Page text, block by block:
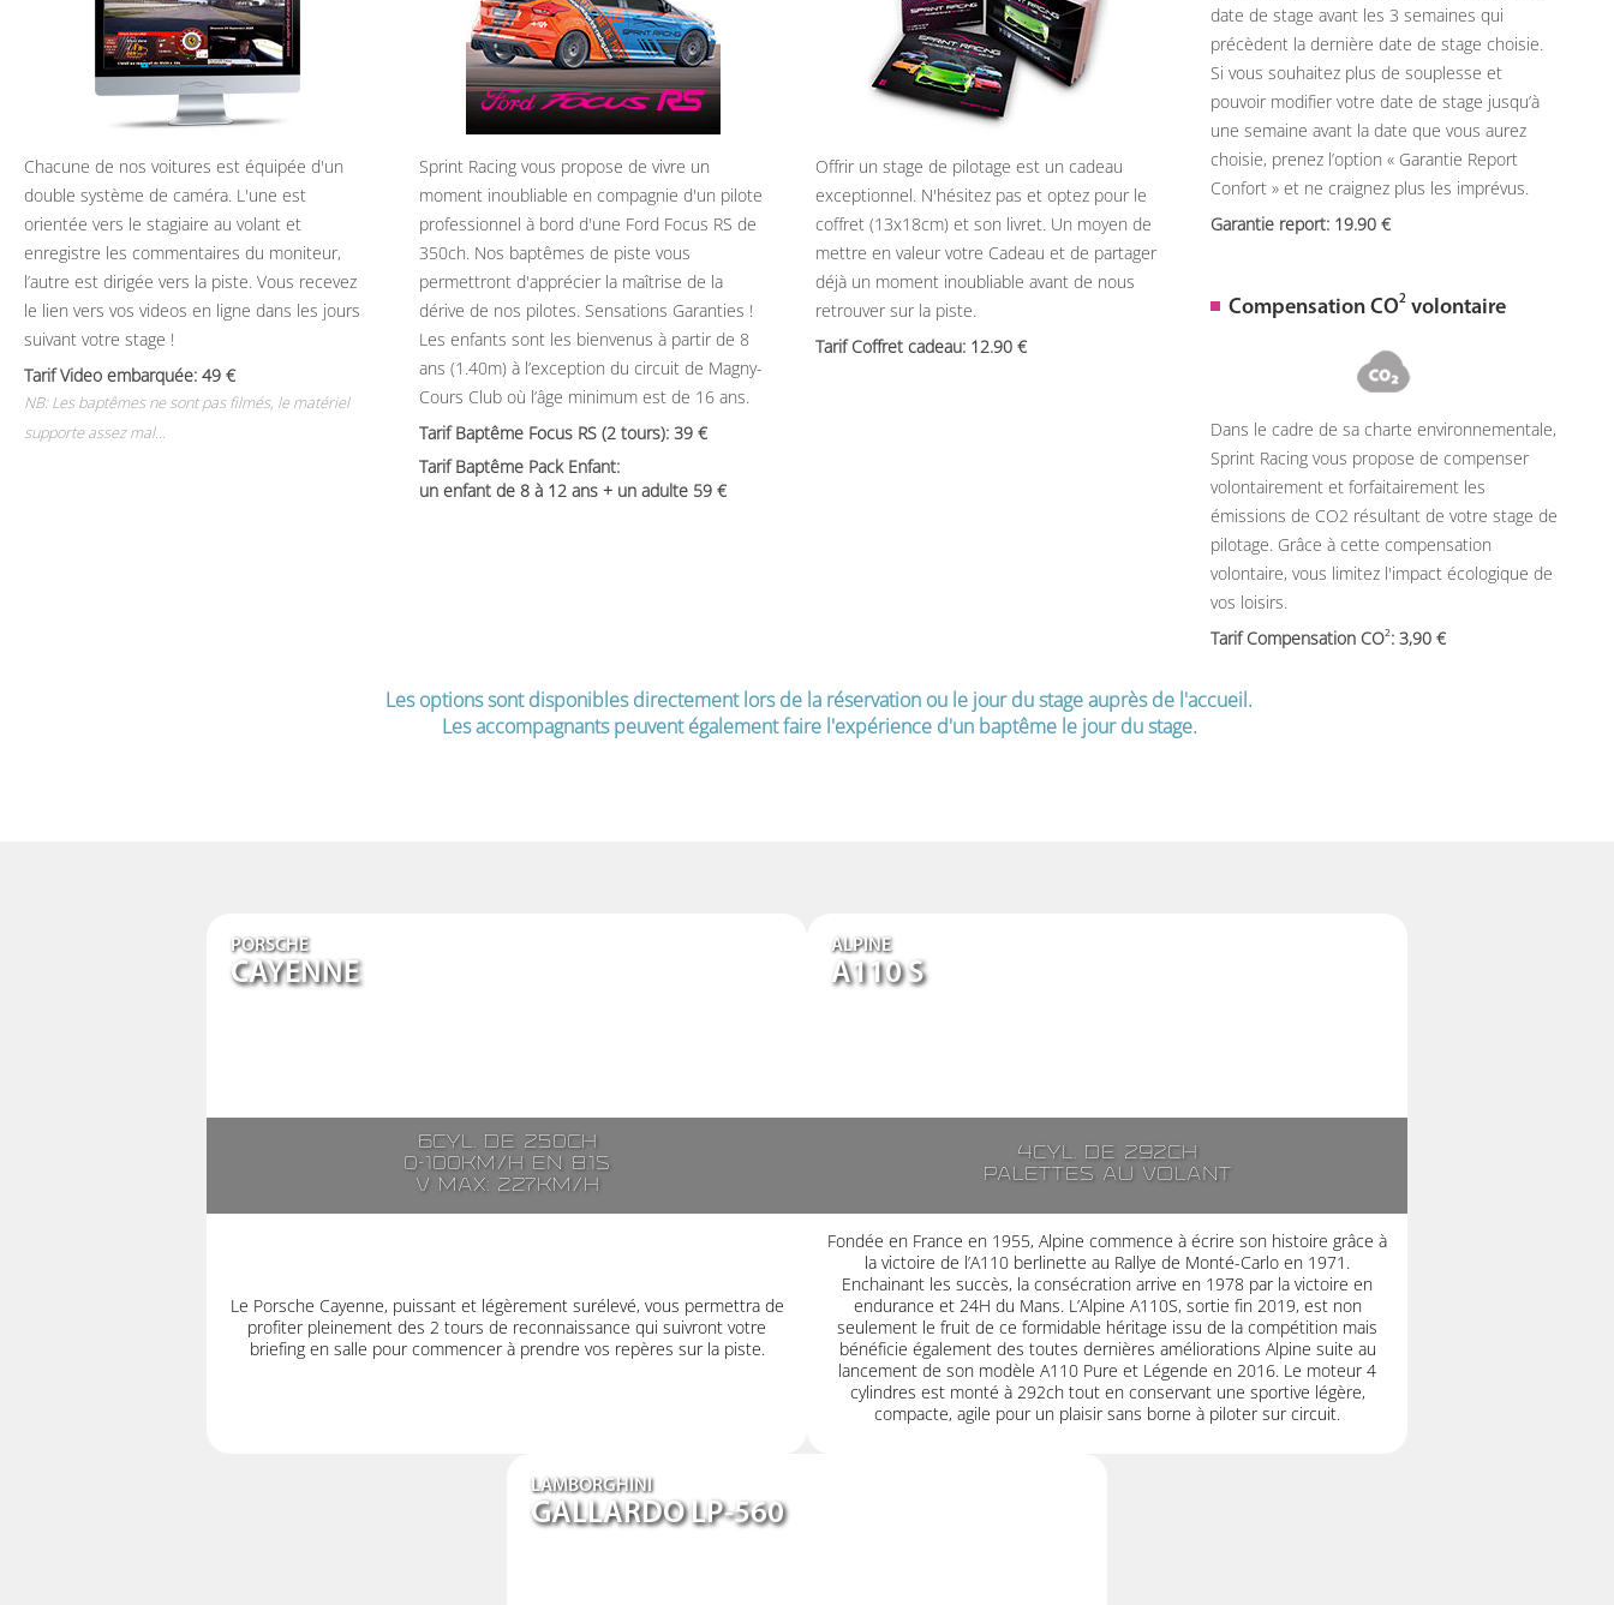
Chacune de nos voitures est équipée d'un
double système de caméra. L'une est
orientée vers le stagiaire au volant et
enregistre les commentaires du moniteur,
l’autre est dirigée vers la piste. Vous recevez
le lien vers vos videos en ligne dans les jours
suivant votre stage !
Tarif Video embarquée: 49
NB: Les baptêmes ne sont pas filmés, le matériel
supporte assez mal...
Sprint Racing vous propose de vivre un
moment inoubliable en compagnie d'un pilote
professionnel à bord d'une Ford Focus RS de
350ch. Nos baptêmes de piste vous
permettront d'apprécier la maîtrise de la
dérive de nos pilotes. Sensations Garanties !
Les enfants sont les bienvenus à partir de 8
ans (1.40m) à l’exception du circuit de Magny-
Cours Club où l’âge minimum est de 16 ans.
Tarif Baptême Focus RS (2 tours): 39
Tarif Baptême Pack Enfant:
un enfant de 8 à 12 ans + un adulte 59
Offrir un stage de pilotage est un cadeau
exceptionnel. N'hésitez pas et optez pour le
coffret (13x18cm) et son livret. Un moyen de
mettre en valeur votre Cadeau et de partager
déjà un moment inoubliable avant de nous
retrouver sur la piste.
Tarif Coffret cadeau: 12.90
date de stage avant les 3 semaines qui
précèdent la dernière date de stage choisie.
Si vous souhaitez plus de souplesse et
pouvoir modifier votre date de stage jusqu’à
une semaine avant la date que vous aurez
choisie, prenez l’option « Garantie Report
Confort » et ne craignez plus les imprévus.
Garantie report: 19.90
Compensation CO2volontaire
Dans le cadre de sa charte environnementale,
Sprint Racing vous propose de compenser
volontairement et forfaitairement les
émissions de CO2 résultant de votre stage de
pilotage. Grâce à cette compensation
volontaire, vous limitez l'impact écologique de
vos loisirs.
Tarif Compensation CO2: 3,90
Les options sont disponibles directement lors de la réservation ou le jour du stage auprès de l'accueil.
Les accompagnants peuvent également faire l'expérience d'un baptême le jour du stage.
PORSCHE
CAYENNE
6cyl. de 250ch
0-100km/h en 8.1s
V max: 227km/h
Le Porsche Cayenne, puissant et légèrement surélevé, vous permettra de
profiter pleinement des 2 tours de reconnaissance qui suivront votre
briefing en salle pour commencer à prendre vos repères sur la piste.
ALPINE
A110 S
4cyl. de 292ch
Palettes au volant
Fondée en France en 1955, Alpine commence à écrire son histoire grâce à
la victoire de l’A110 berlinette au Rallye de Monté-Carlo en 1971.
Enchainant les succès, la consécration arrive en 1978 par la victoire en
endurance et 24H du Mans. L’Alpine A110S, sortie fin 2019, est non
seulement le fruit de ce formidable héritage issu de la compétition mais
bénéficie également des toutes dernières améliorations Alpine suite au
lancement de son modèle A110 Pure et Légende en 2016. Le moteur 4
cylindres est monté à 292ch tout en conservant une sportive légère,
compacte, agile pour un plaisir sans borne à piloter sur circuit.
LAMBORGHINI
GALLARDO LP-560